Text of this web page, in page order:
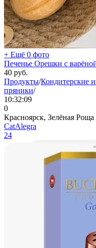
+ Ещё 0 фото
Печенье Орешки с
40 руб.
Продукты/Кондитерские
пряники/
10:32:09
0
Красноярск, Зелёная Роща
CatAlegra
24